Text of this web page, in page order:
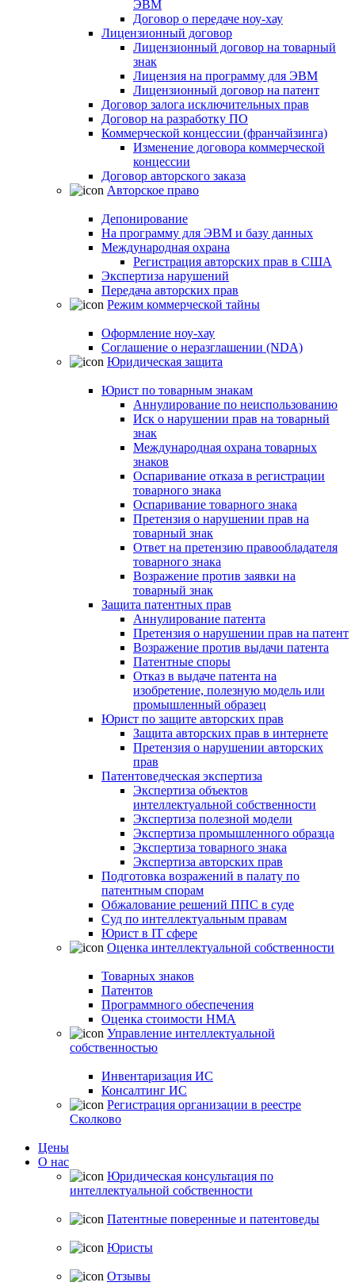
ЭВМ
Договор о передаче ноу-хау
Лицензионный договор
Лицензионный договор на товарный
знак
Лицензия на программу для ЭВМ
Лицензионный договор на патент
Договор залога исключительных прав
Договор на разработку ПО
Коммерческой концессии (франчайзинга)
Изменение договора коммерческой
концессии
Договор авторского заказа
Авторское право
Депонирование
На программу для ЭВМ и базу данных
Международная охрана
Регистрация авторских прав в США
Экспертиза нарушений
Передача авторских прав
Режим коммерческой тайны
Оформление ноу-хау
Соглашение о неразглашении (NDA)
Юридическая защита
Юрист по товарным знакам
Аннулирование по неиспользованию
Иск о нарушении прав на товарный
знак
Международная охрана товарных
знаков
Оспаривание отказа в регистрации
товарного знака
Оспаривание товарного знака
Претензия о нарушении прав на
товарный знак
Ответ на претензию правообладателя
товарного знака
Возражение против заявки на
товарный знак
Защита патентных прав
Аннулирование патента
Претензия о нарушении прав на патент
Возражение против выдачи патента
Патентные споры
Отказ в выдаче патента на
изобретение, полезную модель или
промышленный образец
Юрист по защите авторских прав
Защита авторских прав в интернете
Претензия о нарушении авторских
прав
Патентоведческая экспертиза
Экспертиза объектов
интеллектуальной собственности
Экспертиза полезной модели
Экспертиза промышленного образца
Экспертиза товарного знака
Экспертиза авторских прав
Подготовка возражений в палату по
патентным спорам
Обжалование решений ППС в суде
Суд по интеллектуальным правам
Юрист в IT сфере
Оценка интеллектуальной собственности
Товарных знаков
Патентов
Программного обеспечения
Оценка стоимости НМА
Управление интеллектуальной
собственностью
Инвентаризация ИС
Консалтинг ИС
Регистрация организации в реестре
Сколково
Цены
О нас
Юридическая консультация по
интеллектуальной собственности
Патентные поверенные и патентоведы
Юристы
Отзывы